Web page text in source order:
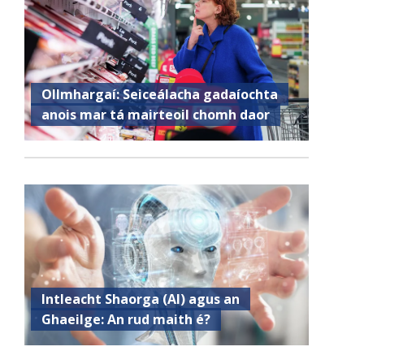
Ollmhargaí: Seiceálacha gadaíochta
anois mar tá mairteoil chomh daor
Intleacht Shaorga (AI) agus an
Ghaeilge: An rud maith é?